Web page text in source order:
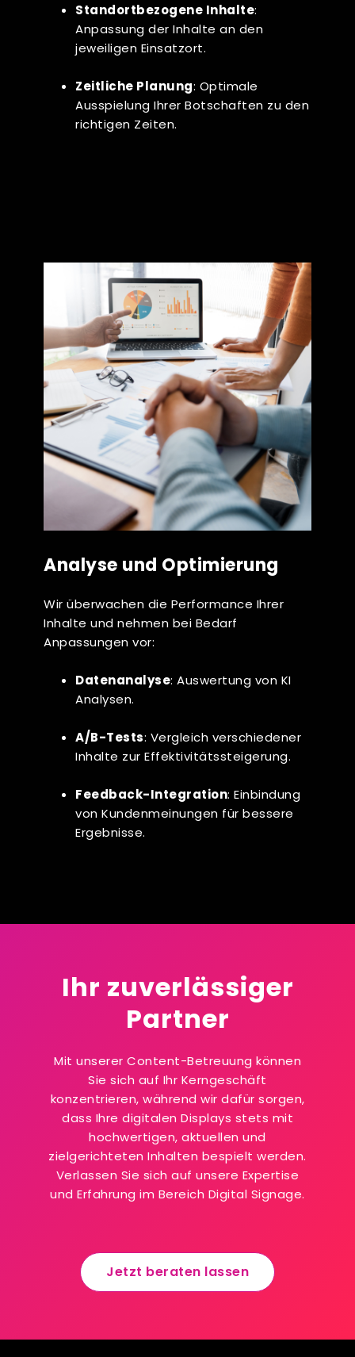
Standortbezogene Inhalte:
Anpassung der Inhalte an den
jeweiligen Einsatzort.
Zeitliche Planung: Optimale
Ausspielung Ihrer Botschaften zu den
richtigen Zeiten.
Analyse und Optimierung
Wir überwachen die Performance Ihrer
Inhalte und nehmen bei Bedarf
Anpassungen vor:
Datenanalyse: Auswertung von KI
Analysen.
A/B-Tests: Vergleich verschiedener
Inhalte zur Effektivitätssteigerung.
Feedback-Integration: Einbindung
von Kundenmeinungen für bessere
Ergebnisse.
Ihr zuverlässiger
Partner
Mit unserer Content-Betreuung können
Sie sich auf Ihr Kerngeschäft
konzentrieren, während wir dafür sorgen,
dass Ihre digitalen Displays stets mit
hochwertigen, aktuellen und
zielgerichteten Inhalten bespielt werden.
Verlassen Sie sich auf unsere Expertise
und Erfahrung im Bereich Digital Signage.
Jetzt beraten lassen